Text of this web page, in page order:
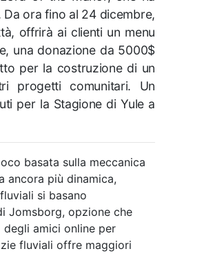
ora fino al 24 dicembre,
offrirà ai clienti un menu
una donazione da 5000$
per la costruzione di un
progetti comunitari. Un
per la Stagione di Yule a
basata sulla meccanica
ancora più dinamica,
si basano
Jomsborg, opzione che
amici online per
fluviali offre maggiori